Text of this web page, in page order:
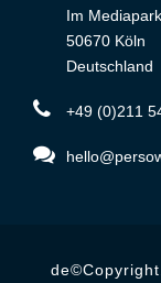
Im
50670 Köln
Deutschland
+49 (0)211